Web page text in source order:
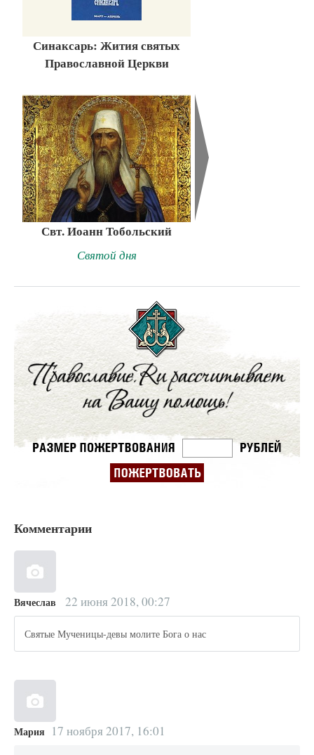
Синаксарь: Жития святых
Православной Церкви
Свт. Иоанн Тобольский
Святой дня
Комментарии
Вячеслав 22 июня 2018, 00:27
Святые Мученицы-девы молите Бога о нас
Мария 17 ноября 2017, 16:01